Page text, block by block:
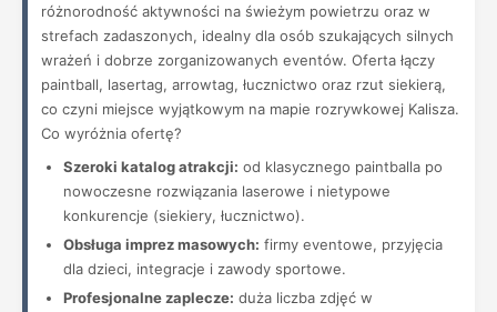
różnorodność aktywności na świeżym powietrzu oraz w
strefach zadaszonych, idealny dla osób szukających silnych
wrażeń i dobrze zorganizowanych eventów. Oferta łączy
paintball, lasertag, arrowtag, łucznictwo oraz rzut siekierą,
co czyni miejsce wyjątkowym na mapie rozrywkowej Kalisza.
Co wyróżnia ofertę?
Szeroki katalog atrakcji: od klasycznego paintballa po
nowoczesne rozwiązania laserowe i nietypowe
konkurencje (siekiery, łucznictwo).
Obsługa imprez masowych: firmy eventowe, przyjęcia
dla dzieci, integracje i zawody sportowe.
Profesjonalne zaplecze: duża liczba zdjęć w